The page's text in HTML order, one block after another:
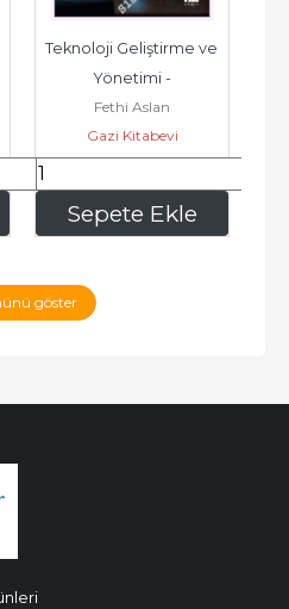
Sepete Ekle
Teknoloji Geliştirme ve
Yönetimi -
Fethi Aslan
Gazi Kitabevi
212,50
göster